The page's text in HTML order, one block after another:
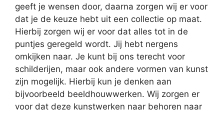
geeft je wensen door, daarna zorgen wij er voor
dat je de keuze hebt uit een collectie op maat.
Hierbij zorgen wij er voor dat alles tot in de
puntjes geregeld wordt. Jij hebt nergens
omkijken naar. Je kunt bij ons terecht voor
schilderijen, maar ook andere vormen van kunst
zijn mogelijk. Hierbij kun je denken aan
bijvoorbeeld beeldhouwwerken. Wij zorgen er
voor dat deze kunstwerken naar behoren naar